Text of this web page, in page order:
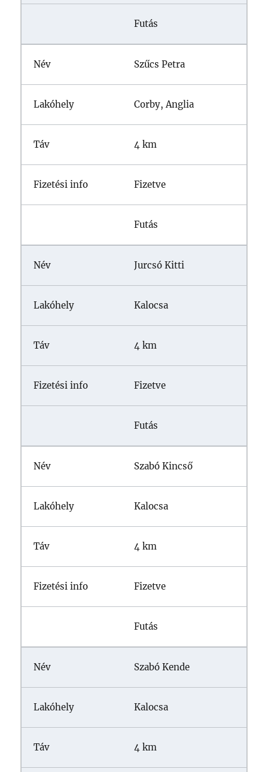
Futás
Szűcs Petra
Corby, Anglia
4 km
Fizetve
Futás
Jurcsó Kitti
Kalocsa
4 km
Fizetve
Futás
Szabó Kincső
Kalocsa
4 km
Fizetve
Futás
Szabó Kende
Kalocsa
4 km